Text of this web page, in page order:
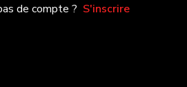
de compte ? S'inscrire